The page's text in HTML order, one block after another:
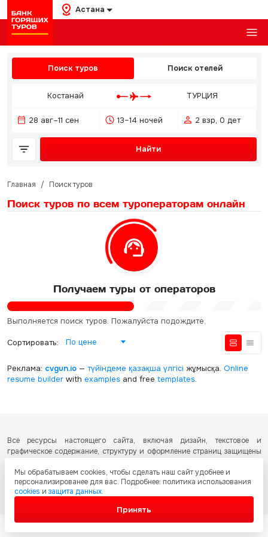
Астана
Поиск туров Поиск отелей
Костанай ТУРЦИЯ
28 авг–11 сен 13–14 ночей 2 взр, 0 дет
Найти
Главная / Поиск туров
Поиск туров по всем туроператорам онлайн
Получаем туры от операторов
Выполняется поиск туров. Пожалуйста подождите.
Сортировать: По цене
Реклама: cvgun.io— түйіндеме қазақша үлгісі жұмысқа. Online
resume builderwith examplesand free templates.
Все ресурсы настоящего сайта, включая дизайн, текстовое и
графическое содержание, структуру и оформление страниц защищены
Казахстан об охране авторских прав и интеллектуальной собственности.
Любое копирование и распространение материалов сайта без
письменного разрешения запрещено.
Мы обрабатываем cookies, чтобы сделать наш сайт удобнее и
персонализированее для вас. Подробнее: политика использования
cookies и защита данных.
Принять